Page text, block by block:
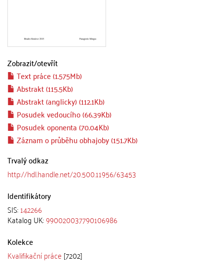
Zobrazit/otevřít
Text práce (1.575Mb)
Abstrakt (115.5Kb)
Abstrakt (anglicky) (112.1Kb)
Posudek vedoucího (66.39Kb)
Posudek oponenta (70.04Kb)
Záznam o průběhu obhajoby (151.7Kb)
Trvalý odkaz
http://hdl.handle.net/20.500.11956/63453
Identifikátory
SIS:142266
Katalog UK:990020037790106986
Kolekce
Kvalifikační práce [7202]